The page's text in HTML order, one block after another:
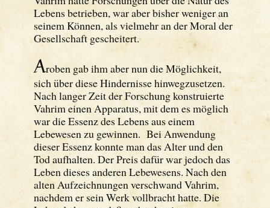
Lebens betrieben, war aber bisher weniger an
seinem Können, als vielmehr an der Moral der
Gesellschaft gescheitert.
Aroben gab ihm aber nun die Möglichkeit,
sich über diese Hindernisse hinwegzusetzen.
Nach langer Zeit der Forschung konstruierte
Vahrim einen Apparatus, mit dem es möglich
war die Essenz des Lebens aus einem
Lebewesen zu gewinnen. Bei Anwendung
dieser Essenz konnte man das Alter und den
Tod aufhalten. Der Preis dafür war jedoch das
Leben dieses anderen Lebewesens. Nach den
alten Aufzeichnungen verschwand Vahrim,
nachdem er sein Werk vollbracht hatte. Die